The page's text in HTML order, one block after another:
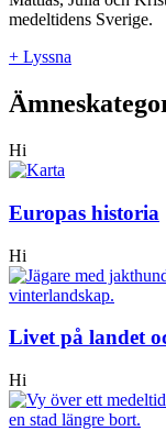
medeltidens Sverige.
+ Lyssna
Hi
Europas historia
Hi
Livet på landet
Hi